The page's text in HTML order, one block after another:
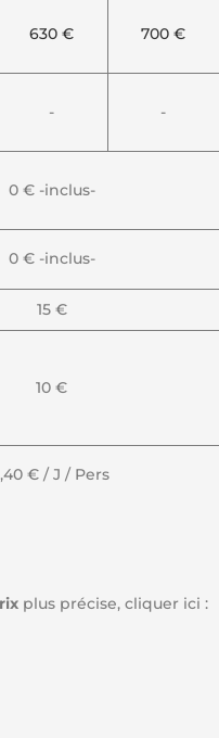
630 € 700 €
- -
0 € -inclus-
0 € -inclus-
15 €
10 €
€ / J / Pers
plus précise, cliquer ici :